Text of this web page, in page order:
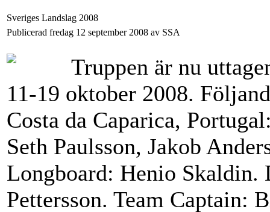
Sveriges Landslag 2008
Publicerad fredag 12 september 2008 av SSA
Truppen är nu
11-19 oktober 2008.
Costa da Caparica,
Seth Paulsson, Jakob
Longboard: Henio
Pettersson. Team Captain: